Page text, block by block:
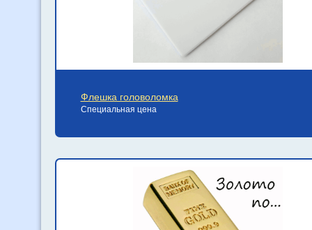
Флешка головоломка
Специальная цена